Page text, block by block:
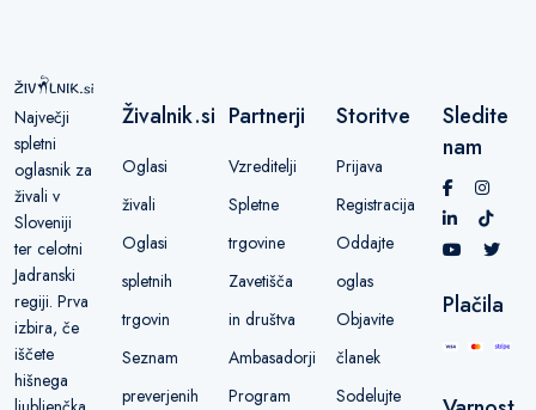
Največji
spletni
oglasnik za
živali v
Sloveniji
ter celotni
Jadranski
regiji. Prva
izbira, če
iščete
hišnega
Živalnik.si
Oglasi
živali
Oglasi
spletnih
trgovin
Seznam
preverjenih
Partnerji
Vzreditelji
Spletne
trgovine
Zavetišča
in društva
Ambasadorji
Program
Storitve
Prijava
Registracija
Oddajte
oglas
Objavite
članek
Sodelujte
Sledite
nam
Plačila